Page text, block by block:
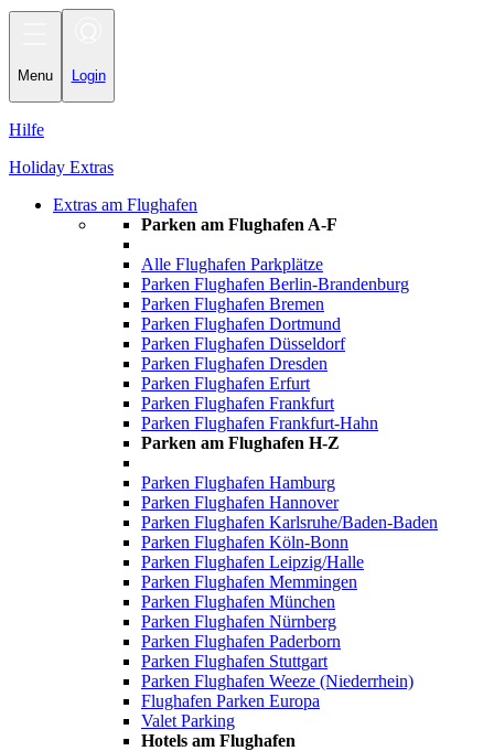
Menu Login
Hilfe
Holiday Extras
Extras am Flughafen
Parken am Flughafen A-F
Alle Flughafen Parkplätze
Parken Flughafen Berlin-Brandenburg
Parken Flughafen Bremen
Parken Flughafen Dortmund
Parken Flughafen Düsseldorf
Parken Flughafen Dresden
Parken Flughafen Erfurt
Parken Flughafen Frankfurt
Parken Flughafen Frankfurt-Hahn
Parken am Flughafen H-Z
Parken Flughafen Hamburg
Parken Flughafen Hannover
Parken Flughafen Karlsruhe/Baden-Baden
Parken Flughafen Köln-Bonn
Parken Flughafen Leipzig/Halle
Parken Flughafen Memmingen
Parken Flughafen München
Parken Flughafen Nürnberg
Parken Flughafen Paderborn
Parken Flughafen Stuttgart
Parken Flughafen Weeze (Niederrhein)
Flughafen Parken Europa
Valet Parking
Hotels am Flughafen